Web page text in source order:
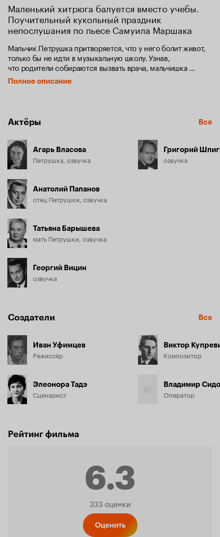
Маленький хитрюга балуется вместо учебы.
Поучительный кукольный праздник
непослушания по пьесе Самуила Маршака
Мальчик Петрушка притворяется, что у него болит живот,
только бы не идти в музыкальную школу. Узнав,
что родители собираются вызвать врача, мальчишка
пугается и соглашается идти в школу. Но, выйдя на улицу,
он бросает школьные принадлежности и идёт искать
Полное описание
Актёры Все
Агарь Власова
Петрушка, озвучка
Анатолий Папанов
отец Петрушки, озвучка
Татьяна Барышева
мать Петрушки, озвучка
Георгий Вицин
озвучка
Григорий
озвучка
Создатели Все
Иван Уфимцев
Режиссёр
Элеонора Тадэ
Сценарист
Виктор
Композитор
Владимир
Оператор
Рейтинг фильма
6.3
Рейтинг
333 оценки
Оценить